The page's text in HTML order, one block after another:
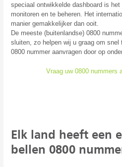
speciaal ontwikkelde dashboard is
monitoren en te beheren. Het
manier gemakkelijker dan ooit.
De meeste (buitenlandse) 0800
sluiten, zo helpen wij u graag om
0800 nummer aanvragen door op
Vraag uw 0800 nummers
Elk land heeft een
bellen 0800